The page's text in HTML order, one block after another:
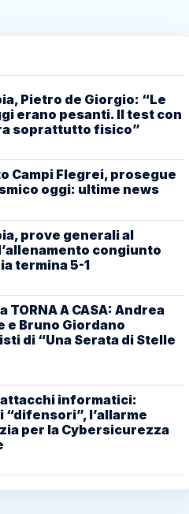
Pietro de Giorgio: “Le
erano pesanti. Il test con
soprattutto fisico”
Campi Flegrei, prosegue
oggi: ultime news
prove generali al
congiunto
termina 5-1
TORNA A CASA: Andrea
e Bruno Giordano
di “Una Serata di Stelle
informatici:
“difensori”, l’allarme
per la Cybersicurezza